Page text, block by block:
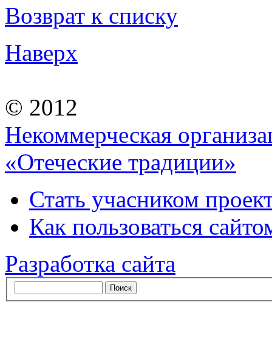
Возврат к списку
Наверх
© 2012
Некоммерческая
«Отеческие традиции»
Стать учасником
Как пользоваться
Разработка сайта